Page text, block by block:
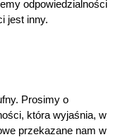
odpowiedzialności
jest inny.
Prosimy o
, która wyjaśnia, w
przekazane nam w